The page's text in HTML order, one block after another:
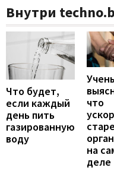
Внутри
Что будет,
если каждый
день пить
газированную
воду
что
на
деле